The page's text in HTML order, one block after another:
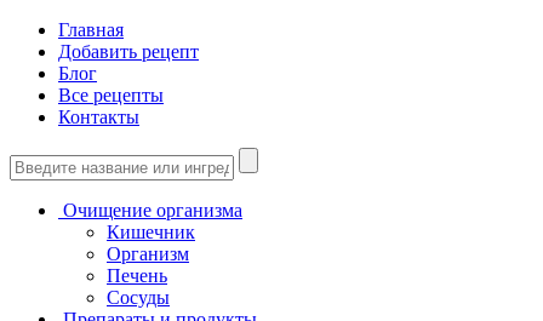
Главная
Добавить рецепт
Блог
Все рецепты
Контакты
Очищение организма
Кишечник
Организм
Печень
Сосуды